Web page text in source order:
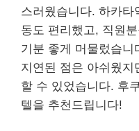
스러웠습니다. 하카타
동도 편리했고, 직원
기분 좋게 머물렀습
지연된 점은 아쉬웠
할 수 있었습니다. 후
텔을 추천드립니다!